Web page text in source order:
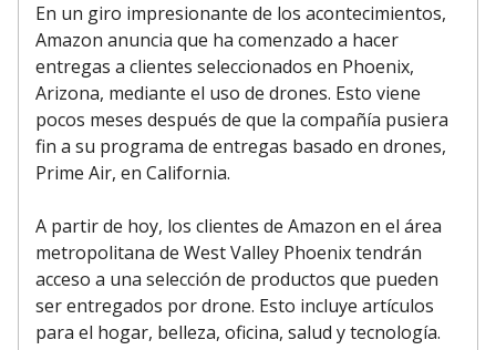
En un giro impresionante de los acontecimientos,
Amazon anuncia que ha comenzado a hacer
entregas a clientes seleccionados en Phoenix,
Arizona, mediante el uso de drones. Esto viene
pocos meses después de que la compañía pusiera
fin a su programa de entregas basado en drones,
Prime Air, en California.
A partir de hoy, los clientes de Amazon en el área
metropolitana de West Valley Phoenix tendrán
acceso a una selección de productos que pueden
ser entregados por drone. Esto incluye artículos
para el hogar, belleza, oficina, salud y tecnología.